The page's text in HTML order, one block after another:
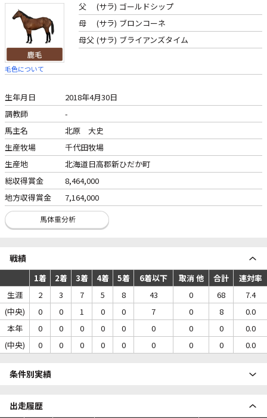
毛色について
父 (サラ) ゴールドシップ
母
(サラ) ブロンコーネ
母父 (サラ) ブライアンズタイム
生年月日
2018年4月30日
調教師
-
馬主名
北原 大史
生産牧場
千代田牧場
生産地
北海道日高郡新ひだか町
総収得賞金
8,464,000
地方収得賞金
7,164,000
戦績
1着 2着 3着 4着 5着 6着以下 取消 他 合計
連対率
生涯
2 3 7 5 8 43 0 68
7.4
(中央)
0 0 1 0 0 7 0 8
0.0
本年
0 0 0 0 0 0 0 0
0.0
(中央)
0 0 0 0 0 0 0 0 0.0
条件別実績
出走履歴